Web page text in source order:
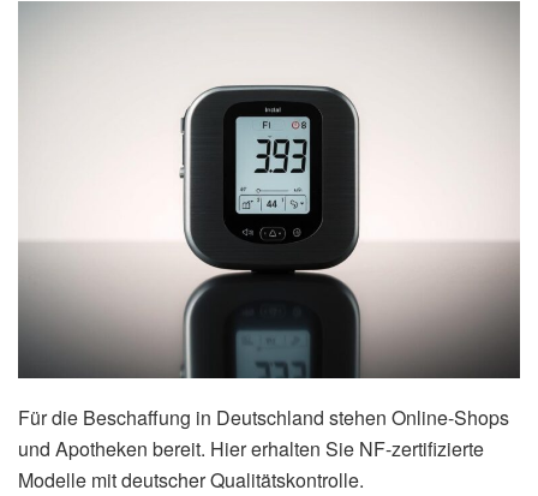
Für die Beschaffung in Deutschland stehen Online-Shops
und Apotheken bereit. Hier erhalten Sie NF-zertifizierte
Modelle mit deutscher Qualitätskontrolle.